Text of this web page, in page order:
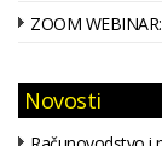
ZOOM
Novosti